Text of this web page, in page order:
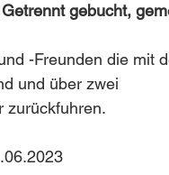
gebucht,
-Freunden die mit
und über zwei
zurückfuhren.